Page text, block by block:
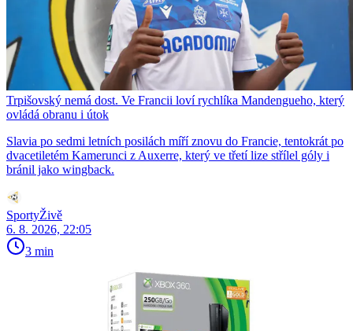
Trpišovský nemá dost. Ve Francii loví rychlíka Mandengueho, který
ovládá obranu i útok
Slavia po sedmi letních posilách míří znovu do Francie, tentokrát po
dvacetiletém Kamerunci z Auxerre, který ve třetí lize střílel góly i
bránil jako wingback.
SportyŽivě
6. 8. 2026, 22:05
3 min